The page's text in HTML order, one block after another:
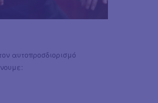
αυτοπροσδιορισμό